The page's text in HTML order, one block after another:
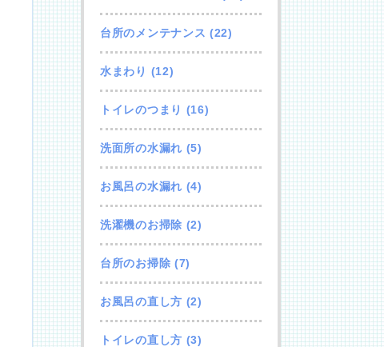
台所のメンテナンス (22)
水まわり (12)
トイレのつまり (16)
洗面所の水漏れ (5)
お風呂の水漏れ (4)
洗濯機のお掃除 (2)
台所のお掃除 (7)
お風呂の直し方 (2)
トイレの直し方 (3)